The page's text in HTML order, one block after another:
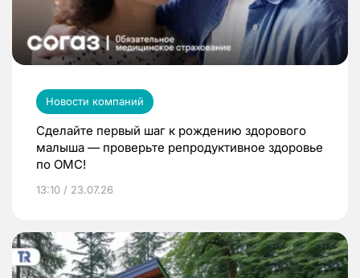
Новости компаний
Сделайте первый шаг к рождению здорового
малыша — проверьте репродуктивное здоровье
по ОМС!
13:10 / 23.07.26